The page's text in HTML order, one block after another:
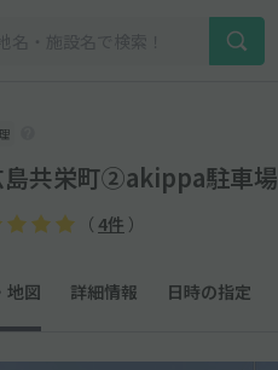
島共栄町②akippa駐車場
（ 4件 ）
地図 詳細情報 日時の指定